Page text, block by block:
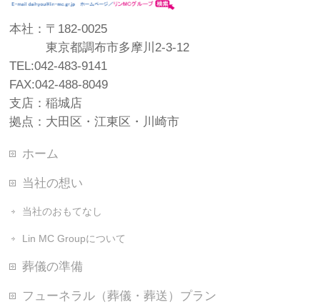
本社：〒182-0025
東京都調布市多摩川2-3-12
TEL:042-483-9141
FAX:042-488-8049
支店：稲城店
拠点：大田区・江東区・川崎市
ホーム
当社の想い
当社のおもてなし
Lin MC Groupについて
葬儀の準備
フューネラル（葬儀・葬送）プラン